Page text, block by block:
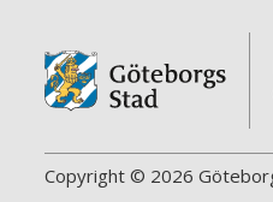
Copyright © 2026